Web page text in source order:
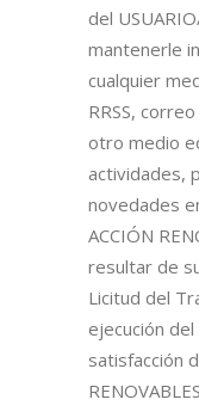
del
mantenerle
cualquier
RRSS,
otro medio
actividades,
novedades
ACCIÓN
resultar de
Licitud del
ejecución
satisfacción